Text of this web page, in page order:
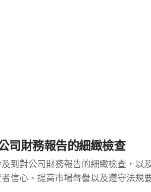
司財務報告的細緻檢查
到對公司財務報告的細緻檢查，
信心、提高市場聲譽以及遵守法規